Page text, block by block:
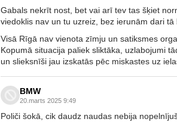
Gabals nekrīt nost, bet vai arī tev tas šķiet
viedoklis nav un tu uzreiz, bez ierunām dari tā
Visā Rīgā nav vienota zīmju un satiksmes
Kopumā situacija paliek sliktāka, uzlabojumi
un slieksnīši jau izskatās pēc miskastes uz
BMW
20.marts 2025 9:49
Poliči šokā, cik daudz naudas nebija